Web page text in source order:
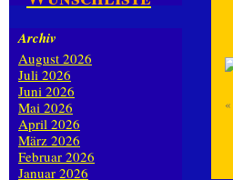
«
Archiv
August 2026
Juli 2026
Juni 2026
Mai 2026
April 2026
März 2026
Februar 2026
Januar 2026